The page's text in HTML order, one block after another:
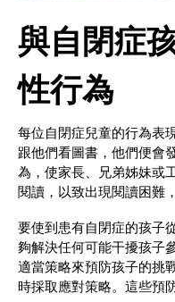
與自閉症
性行為
每位自閉症兒童的行為表
跟他們看圖書，他們便會
為，使家長、兄弟姊妹或
閱讀，以致出現閱讀困難
要使到患有自閉症的孩子
夠解決任何可能干擾孩子
適當策略來預防孩子的挑
時採取應對策略。這些預